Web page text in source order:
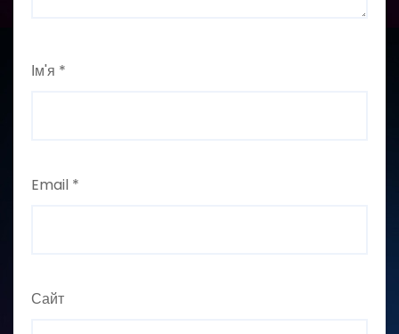
Ім'я *
Email *
Сайт